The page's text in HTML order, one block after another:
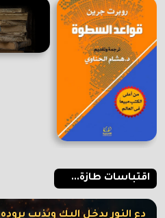
اقتباسات طازة...
دع النور يدخل اليك ويذيب